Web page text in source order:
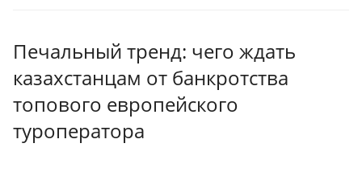
Печальный тренд: чего ждать
казахстанцам от банкротства
топового европейского
туроператора